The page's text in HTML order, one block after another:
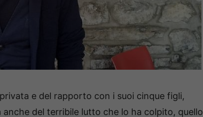
e del rapporto con i suoi cinque figli,
del terribile lutto che lo ha colpito, quello